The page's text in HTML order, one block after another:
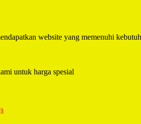
website yang memenuhi
untuk harga spesial